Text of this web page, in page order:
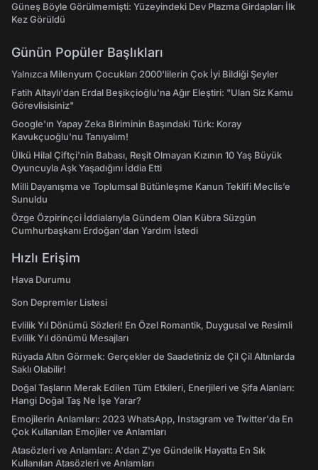
Güneş Böyle Görülmemişti: Yüzeyindeki Dev Plazma Girdapları İlk
Kez Görüldü
Günün Popüler Başlıkları
Yalnızca Milenyum Çocukları 2000'lilerin Çok İyi Bildiği Şeyler
Fatih Altaylı'dan Erdal Beşikçioğlu'na Ağır Eleştiri: "Ulan Siz Kamu
Görevlisisiniz"
Google'ın Yapay Zeka Biriminin Başındaki Türk: Koray
Kavukçuoğlu'nu Tanıyalım!
Ülkü Hilal Çiftçi'nin Babası, Reşit Olmayan Kızının 10 Yaş Büyük
Oyuncuyla Aşk Yaşadığını İddia Etti
Milli Dayanışma ve Toplumsal Bütünleşme Kanun Teklifi Meclis’e
Sunuldu
Özge Özpirinçci İddialarıyla Gündem Olan Kübra Süzgün
Cumhurbaşkanı Erdoğan'dan Yardım İstedi
Hızlı Erişim
Hava Durumu
Son Depremler Listesi
Evlilik Yıl Dönümü Sözleri! En Özel Romantik, Duygusal ve Resimli
Evlilik Yıl dönümü Mesajları
Rüyada Altın Görmek: Gerçekler de Saadetiniz de Çil Çil Altınlarda
Saklı Olabilir!
Doğal Taşların Merak Edilen Tüm Etkileri, Enerjileri ve Şifa Alanları:
Hangi Doğal Taş Ne İşe Yarar?
Emojilerin Anlamları: 2023 WhatsApp, Instagram ve Twitter'da En
Çok Kullanılan Emojiler ve Anlamları
Atasözleri ve Anlamları: A'dan Z'ye Gündelik Hayatta En Sık
Kullanılan Atasözleri ve Anlamları